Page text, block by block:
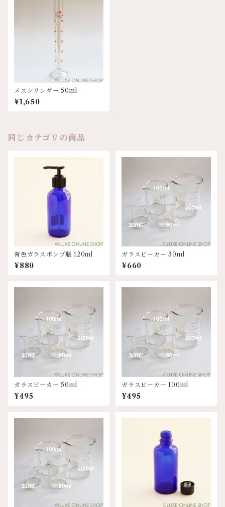
メスシリンダー 50ml
¥1,650
同じカテゴリの商品
青色ガラスポンプ瓶 120ml
¥880
ガラスビーカー 30ml
¥660
ガラスビーカー 50ml
¥495
ガラスビーカー 100ml
¥495